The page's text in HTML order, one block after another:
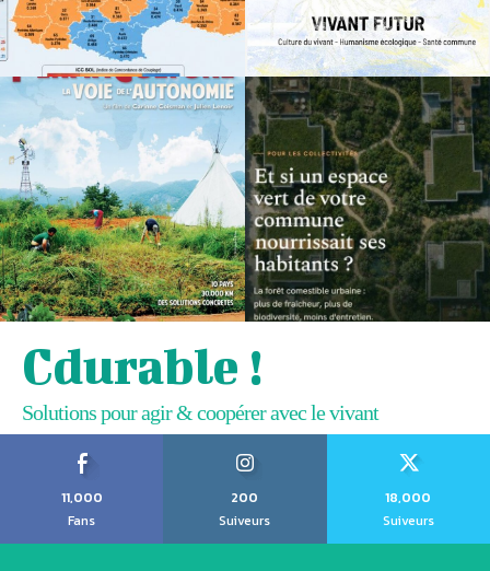
Cdurable !
Solutions pour agir & coopérer avec le vivant
11,000
Fans
200
Suiveurs
18,000
Suiveurs